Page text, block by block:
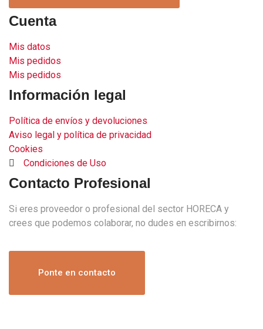
Cuenta
Mis datos
Mis pedidos
Mis pedidos
Información legal
Política de envíos y devoluciones
Aviso legal y política de privacidad
Cookies
Condiciones de Uso
Contacto Profesional
Si eres proveedor o profesional del sector HORECA y
crees que podemos colaborar, no dudes en escribirnos:
Ponte en contacto